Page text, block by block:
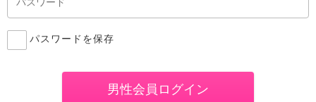
パスワードを保存